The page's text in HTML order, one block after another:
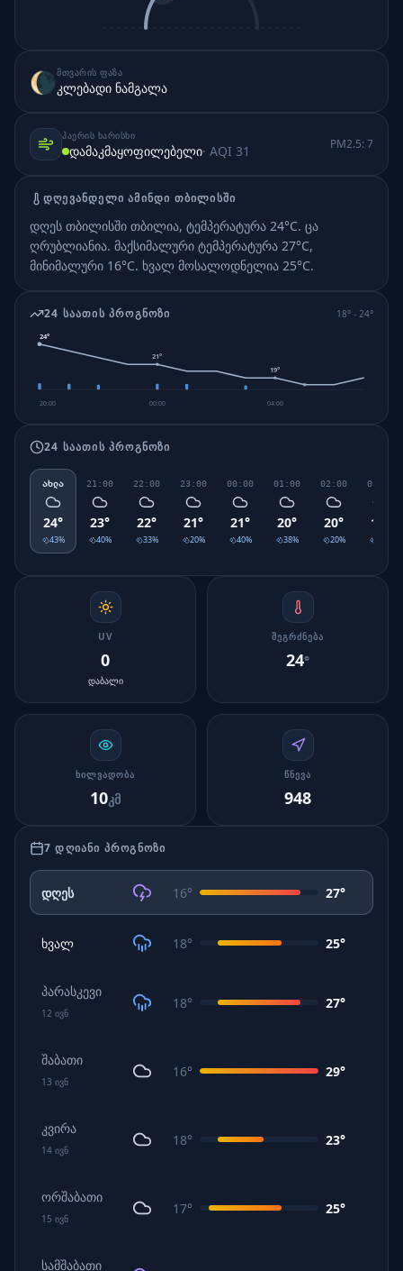
🌘ᲛᲗᲕᲐᲠᲘᲡ ᲤᲐᲖᲐ
კლებადი ნამგალა
ᲰᲐᲔᲠᲘᲡ ᲮᲐᲠᲘᲡᲮᲘ
დამაკმაყოფილებელი· AQI 31 PM2.5: 7
ᲓᲦᲔᲕᲐᲜᲓᲔᲚᲘ ᲐᲛᲘᲜᲓᲘ ᲗᲑᲘᲚᲘᲡᲨᲘ
დღეს თბილისში თბილია, ტემპერატურა 24°C. ცა
ღრუბლიანია. მაქსიმალური ტემპერატურა 27°C,
მინიმალური 16°C. ხვალ მოსალოდნელია 25°C.
24 ᲡᲐᲐᲗᲘᲡ ᲞᲠᲝᲒᲜᲝᲖᲘ 18° - 24°
24°
20:00
21°
00:00
19°
04:00
24 ᲡᲐᲐᲗᲘᲡ ᲞᲠᲝᲒᲜᲝᲖᲘ
ახლა
24°
43%
21:00
23°
40%
22:00
22°
33%
23:00
21°
20%
00:00
21°
40%
01:00
20°
38%
02:00
20°
20%
03:00
19
UV
0
დაბალი
ᲨᲔᲒᲠᲫᲜᲔᲑᲐ
24°
ᲮᲘᲚᲕᲐᲓᲝᲑᲐ
10კმ
ᲬᲜᲔᲕᲐ
948
7 ᲓᲦᲘᲐᲜᲘ ᲞᲠᲝᲒᲜᲝᲖᲘ
დღეს 16° 27°
ხვალ 18° 25°
პარასკევი
12 ივნ
18° 27°
შაბათი
13 ივნ
16° 29°
კვირა
14 ივნ
18° 23°
ორშაბათი
15 ივნ
17° 25°
სამშაბათი